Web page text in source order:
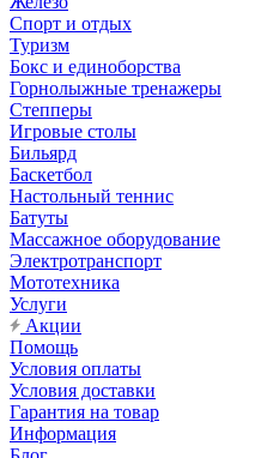
Спорт и отдых
Туризм
Бокс и единоборства
Горнолыжные тренажеры
Степперы
Игровые столы
Бильярд
Баскетбол
Настольный теннис
Батуты
Массажное оборудование
Электротранспорт
Мототехника
Услуги
Акции
Помощь
Условия оплаты
Условия доставки
Гарантия на товар
Информация